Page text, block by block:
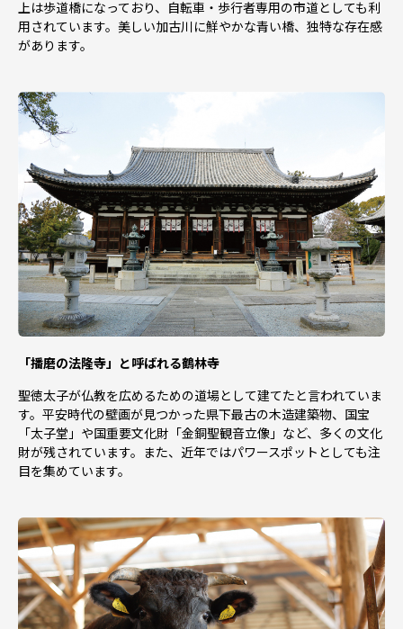
ご確認下さい。
・返礼品の発送は取扱事業者の準備が整い次第、【各返礼
お受取りいただけなかった】場合、再発送はいたしかねま
す。
・返礼品のお届け予定日について、【電話・メール等によ
る個別の連絡はいたしかねます】。
・贈答用として出品している返礼品を除き、【のし・ラッ
ピング等の贈答対応はいたしかねます】。
・申込フォームにおける【お届け日の指定はできませ
ん】。（※長期不在等は、「お申し込みに関する備考」に
ご記入ください。）
・お届け時間帯を設定される方は指定の時間帯からお選び
ください。
上は歩道橋になっており、自転車・歩行者専用の市道としても利
用されています。美しい加古川に鮮やかな青い橋、独特な存在感
があります。
「播磨の法隆寺」と呼ばれる鶴林寺
聖徳太子が仏教を広めるための道場として建てたと言われていま
す。平安時代の壁画が見つかった県下最古の木造建築物、国宝
「太子堂」や国重要文化財「金銅聖観音立像」など、多くの文化
財が残されています。また、近年ではパワースポットとしても注
目を集めています。